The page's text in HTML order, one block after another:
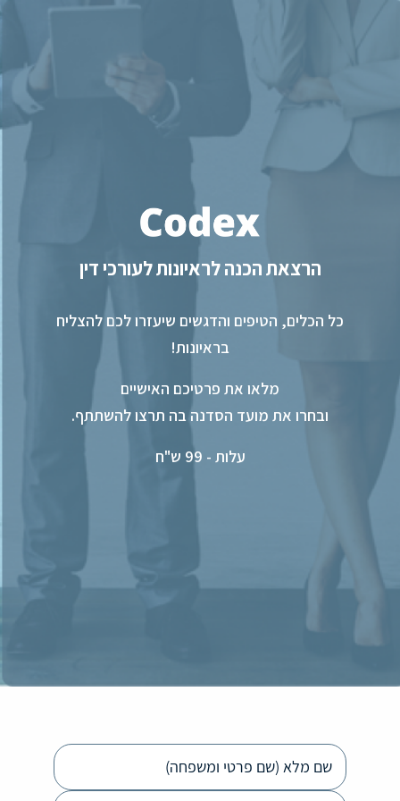
הרצאת הכנה לראיונות לעורכי דין
כל הכלים, הטיפים והדגשים שיעזרו לכם להצליח
בראיונות!
מלאו את פרטיכם האישיים
ובחרו את מועד הסדנה בה תרצו להשתתף.
עלות - 99 ש"ח